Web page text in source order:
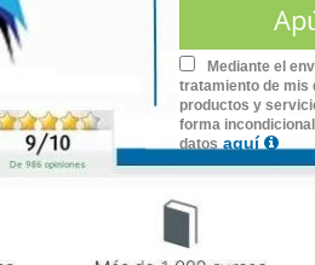
de duración.
Mediante el
tratamiento de mis
productos y
forma
datos aquí